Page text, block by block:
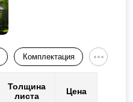
Комплектация
Толщина
листа
Цена